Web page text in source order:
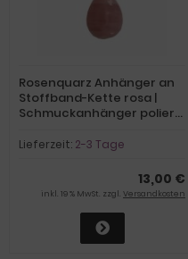
Rosenquarz Anhänger an
Stoffband-Kette rosa |
Schmuckanhänger poliert |
Halsschmuck Stein rosa
Lieferzeit: 2-3 Tage
13,00 €
inkl. 19 % MwSt. zzgl. Versandkosten